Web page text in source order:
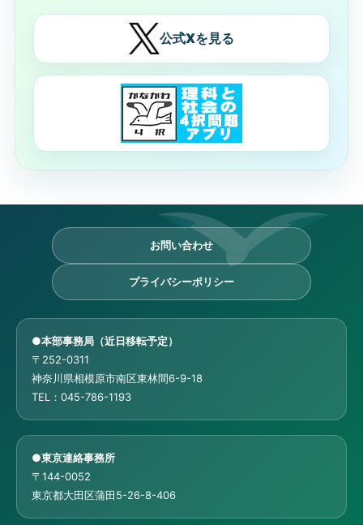
公式Xを見る
お問い合わせ
プライバシーポリシー
●本部事務局（近日移転予定）
〒252-0311
神奈川県相模原市南区東林間6-9-18
TEL：045-786-1193
●東京連絡事務所
〒144-0052
東京都大田区蒲田5-26-8-406